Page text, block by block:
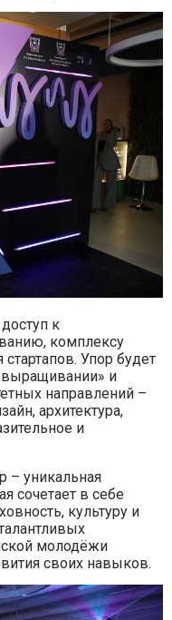
к
комплексу
Упор будет
и
направлений –
архитектура,
и
– уникальная
сочетает в себе
культуру и
молодёжи
своих навыков.